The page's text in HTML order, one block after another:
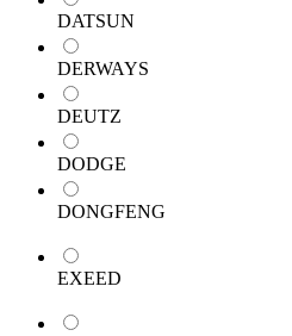
DATSUN
DERWAYS
DEUTZ
DODGE
DONGFENG
EXEED